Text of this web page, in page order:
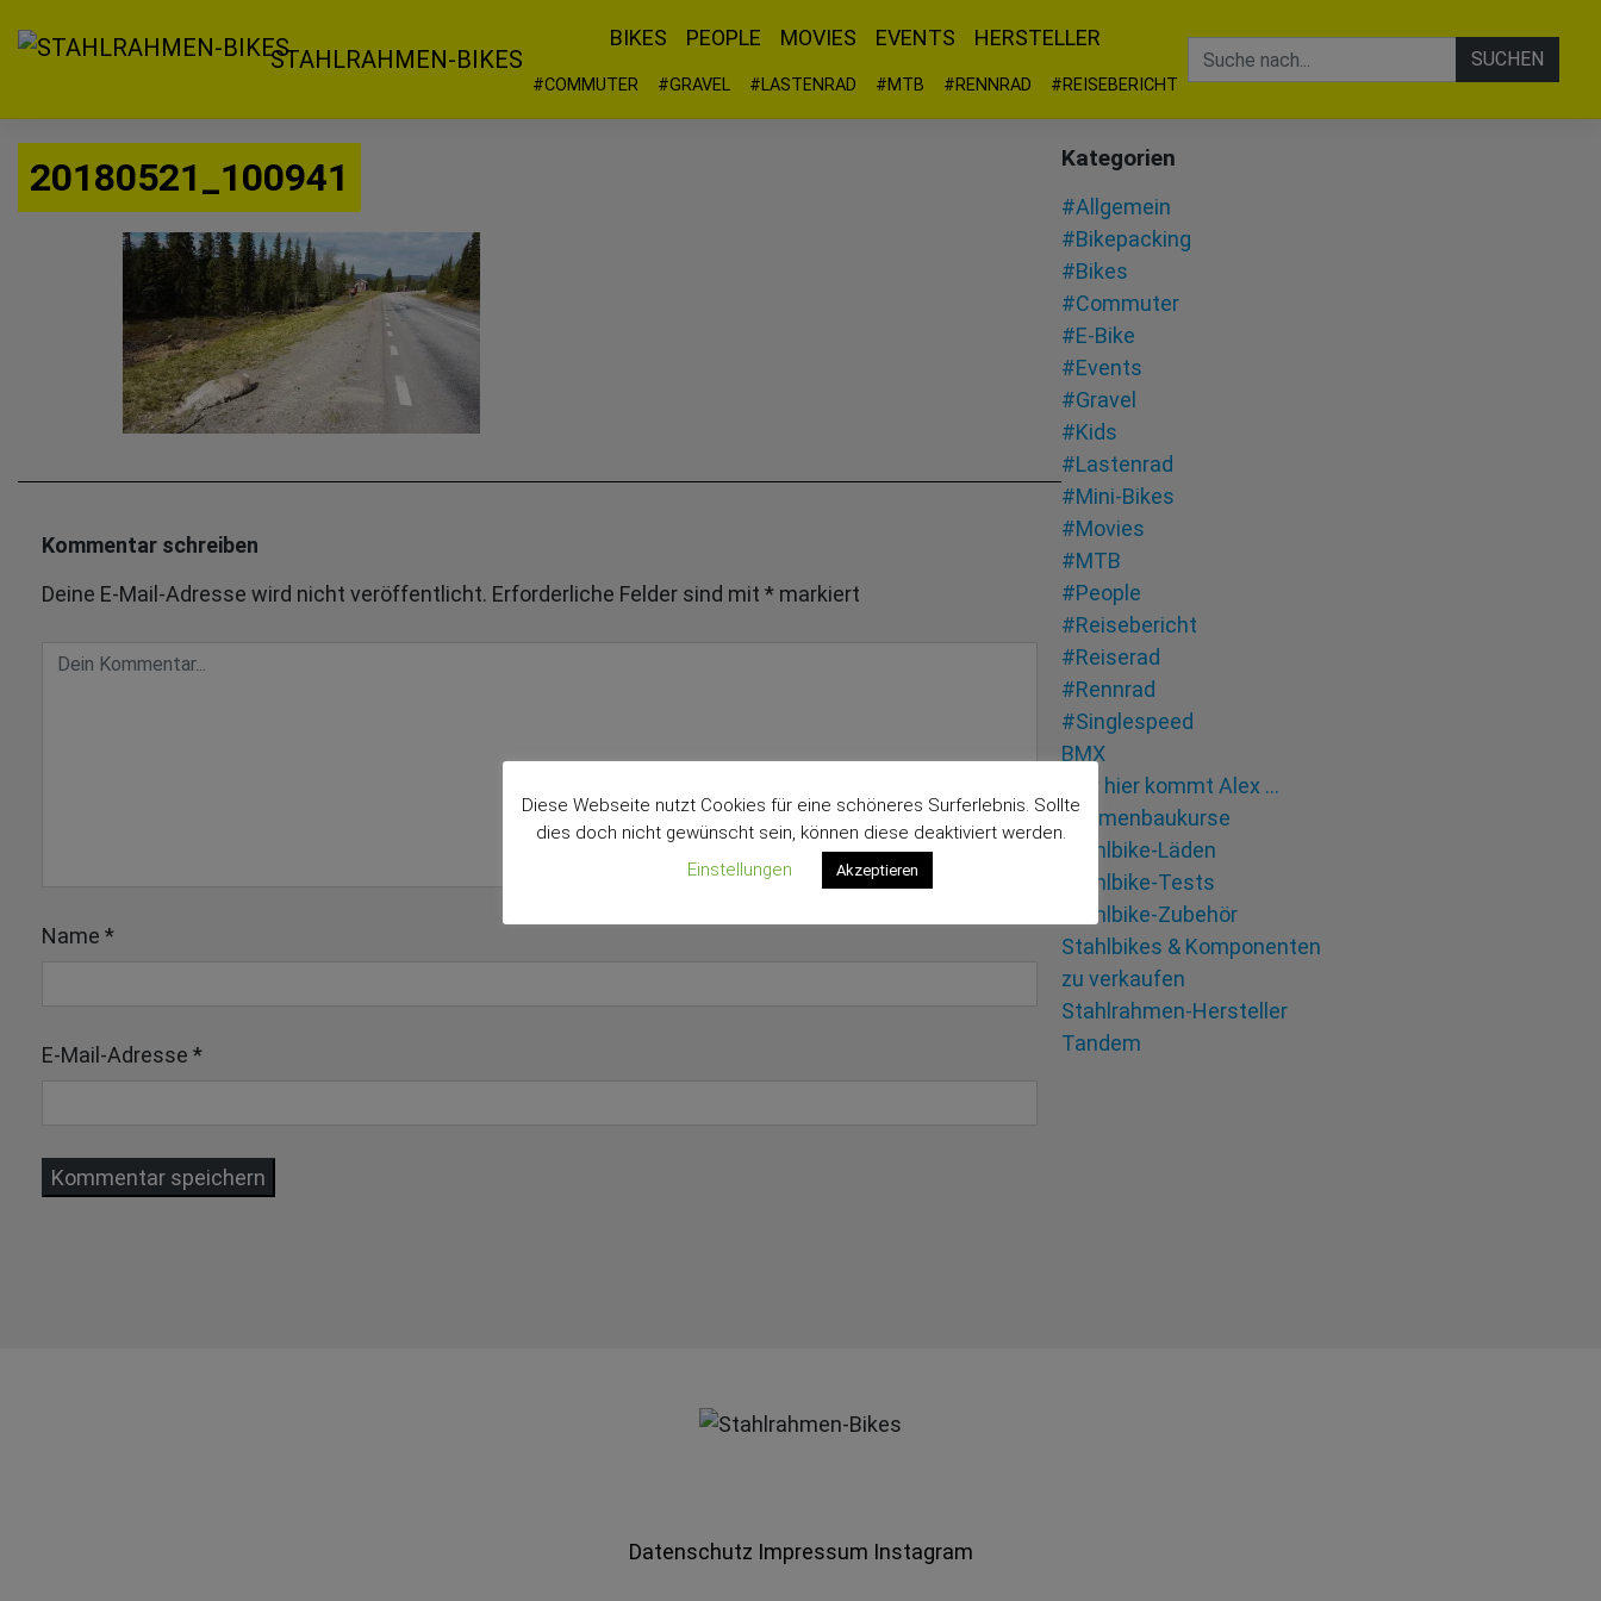
Inhalt
STAHLRAHMEN-BIKES SUCHEN
BIKES PEOPLE MOVIES EVENTS HERSTELLER
#COMMUTER #GRAVEL #LASTENRAD #MTB #RENNRAD #REISEBERICHT
20180521_100941
Kommentar schreiben
Deine E-Mail-Adresse wird nicht veröffentlicht. Erforderliche Felder sind mit * markiert
Name *
E-Mail-Adresse *
Kategorien
#Allgemein
#Bikepacking
#Bikes
#Commuter
#E-Bike
#Events
#Gravel
#Kids
#Lastenrad
#Mini-Bikes
#Movies
#MTB
#People
#Reisebericht
#Reiserad
#Rennrad
#Singlespeed
BMX
Hey hier kommt Alex …
Rahmenbaukurse
Stahlbike-Läden
Stahlbike-Tests
Stahlbike-Zubehör
Stahlbikes & Komponenten
zu verkaufen
Stahlrahmen-Hersteller
Tandem
Datenschutz Impressum Instagram
Diese Webseite nutzt Cookies für eine schöneres Surferlebnis. Sollte
dies doch nicht gewünscht sein, können diese deaktiviert werden.
Einstellungen
Akzeptieren